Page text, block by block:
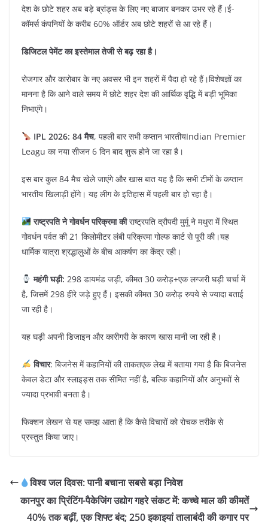
देश के छोटे शहर अब बड़े ब्रांड्स के लिए नए बाजार बनकर उभर रहे हैं।ई-
कॉमर्स कंपनियों के करीब 60% ऑर्डर अब छोटे शहरों से आ रहे हैं।
डिजिटल पेमेंट का इस्तेमाल तेजी से बढ़ रहा है।
रोजगार और कारोबार के नए अवसर भी इन शहरों में पैदा हो रहे हैं।विशेषज्ञों का
मानना है कि आने वाले समय में छोटे शहर देश की आर्थिक वृद्धि में बड़ी भूमिका
निभाएंगे।
IPL 2026: 84 मैच, पहली बार सभी कप्तान भारतीयIndian Premier
Leagu का नया सीजन 6 दिन बाद शुरू होने जा रहा है।
इस बार कुल 84 मैच खेले जाएंगे और खास बात यह है कि सभी टीमों के कप्तान
भारतीय खिलाड़ी होंगे। यह लीग के इतिहास में पहली बार हो रहा है।
राष्ट्रपति ने गोवर्धन परिक्रमा कीराष्ट्रपति द्रौपदी मुर्मू ने मथुरा में स्थित
गोवर्धन पर्वत की 21 किलोमीटर लंबी परिक्रमा गोल्फ कार्ट से पूरी की।यह
धार्मिक यात्रा श्रद्धालुओं के बीच आकर्षण का केंद्र रही।
महंगी घड़ी: 298 डायमंड जड़ी, कीमत 30 करोड़+एक लग्जरी घड़ी चर्चा में
है, जिसमें 298 हीरे जड़े हुए हैं। इसकी कीमत 30 करोड़ रुपये से ज्यादा बताई
जा रही है।
यह घड़ी अपनी डिजाइन और कारीगरी के कारण खास मानी जा रही है।
विचार: बिजनेस में कहानियों की ताकतएक लेख में बताया गया है कि बिजनेस
केवल डेटा और स्लाइड्स तक सीमित नहीं है, बल्कि कहानियों और अनुभवों से
ज्यादा प्रभावी बनता है।
फिक्शन लेखन से यह समझ आता है कि कैसे विचारों को रोचक तरीके से
प्रस्तुत किया जाए।
विश्व जल दिवस: पानी बचाना सबसे बड़ा निवेश
​कानपुर का प्रिंटिंग-पैकेजिंग उद्योग गहरे संकट में: कच्चे माल की कीमतें
40% तक बढ़ीं, एक शिफ्ट बंद; 250 इकाइयां तालाबंदी की कगार पर